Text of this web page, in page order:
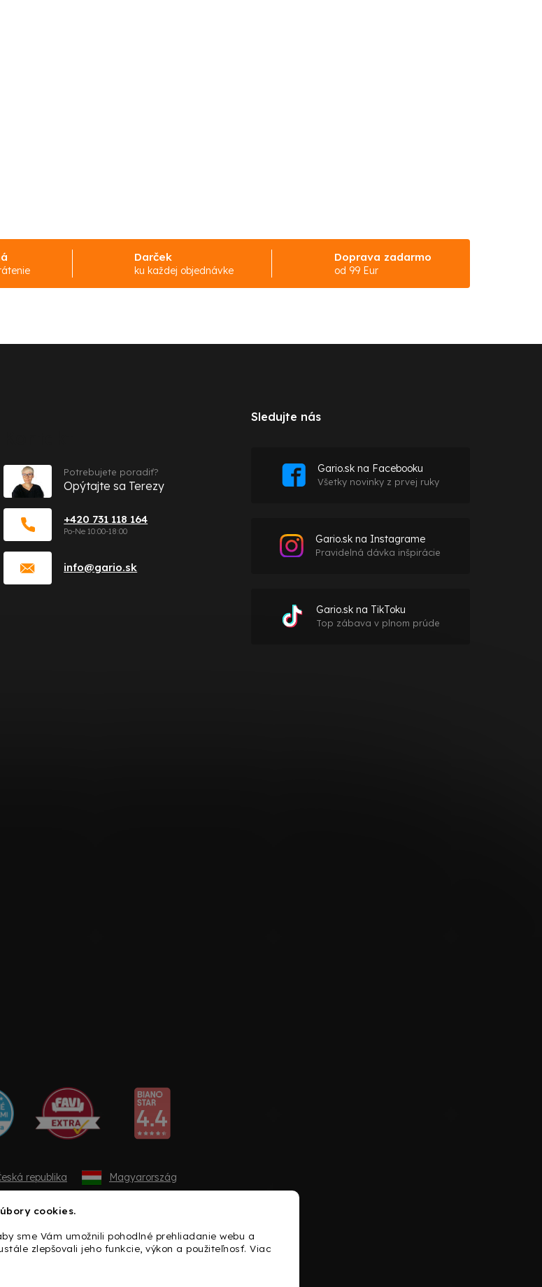
cookies.
sme Vám umožnili pohodlné prehliadanie webu a
zlepšovali jeho funkcie, výkon a použiteľnosť. Viac
Darček
ku každej objednávke
Doprava zadarmo
od 99 Eur
info@gario.sk
+420 731 118 164
Potrebujete poradiť?
Opýtajte sa Terezy
Sledujte nás
Gario.sk na Facebooku
Všetky novinky z prvej ruky
Gario.sk na Instagrame
Pravidelná dávka inšpirácie
Gario.sk na TikToku
Top zábava v plnom prúde
republika Magyarország